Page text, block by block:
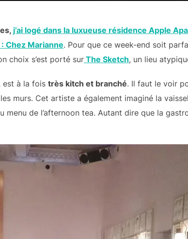
j’ai logé dans la luxueuse résidence Apple
Chez Marianne. Pour que ce week-end soit
choix s’est porté sur The Sketch, un lieu
est à la fois très kitch et branché. Il faut le voir
murs. Cet artiste a également imaginé la
menu de l’afternoon tea. Autant dire que la